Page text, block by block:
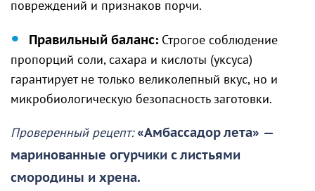
повреждений и признаков порчи.
Правильный баланс: Строгое соблюдение
пропорций соли, сахара и кислоты (уксуса)
гарантирует не только великолепный вкус, но и
микробиологическую безопасность заготовки.
Проверенный рецепт:«Амбассадор лета» —
маринованные огурчики с листьями
смородины и хрена.